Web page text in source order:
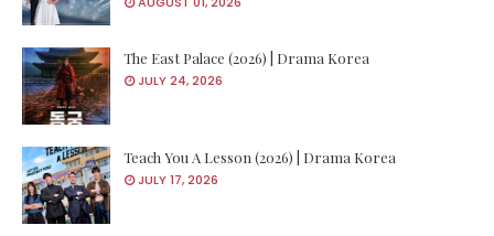
The East Palace (2026) | Drama Korea
JULY 24, 2026
Teach You A Lesson (2026) | Drama Korea
JULY 17, 2026